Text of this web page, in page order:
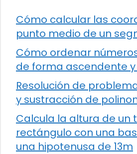
Cómo calcular las
punto medio de un
Cómo ordenar
de forma ascendente
Resolución de
y sustracción de
Calcula la altura de un
rectángulo con una
una hipotenusa de 13m